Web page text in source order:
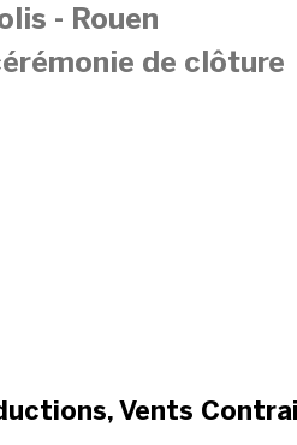
Vents
- Rouen
de clôture